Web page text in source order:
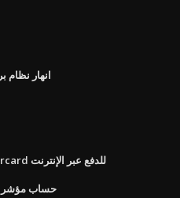
انهار نظام
كيفية استخدام gtbank naira mastercard للدفع عبر الإنترنت
حساب مؤشر